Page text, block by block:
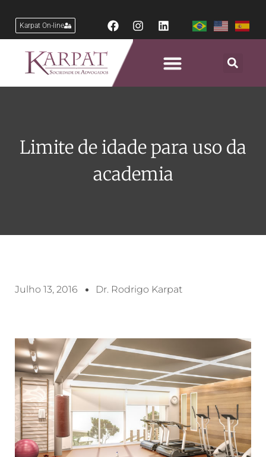
Karpat On-line
Limite de idade para uso da
academia
Julho 13, 2016 Dr. Rodrigo Karpat